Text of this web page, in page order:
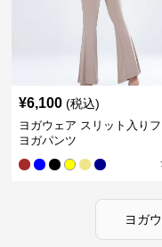
¥6,100 (税込)
ヨガウェア スリット入り
ヨガパンツ
ヨガ